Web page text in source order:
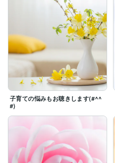
子育ての悩みもお聴きします(#^^
#)